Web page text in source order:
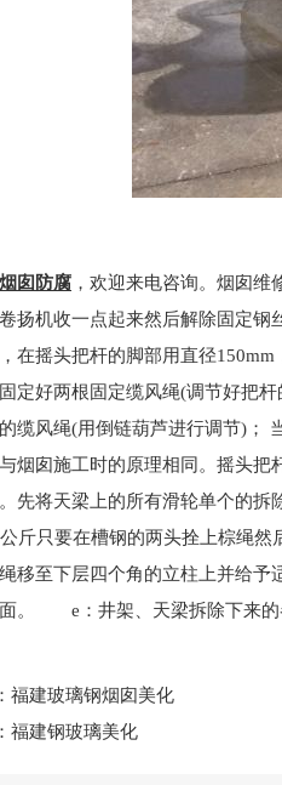
烟囱防腐 ，欢迎来电咨询。烟囱
扬机收一点起来然后解除固定
在摇头把杆的脚部用直径
固定好两根固定缆风绳(调节好把
缆风绳(用倒链葫芦进行调节)；
烟囱施工时的原理相同。摇头
先将天梁上的所有滑轮单个的
斤只要在槽钢的两头拴上棕绳
移至下层四个角的立柱上并给予
。 e：井架、天梁拆除下来的
福建玻璃钢烟囱美化
福建钢玻璃美化